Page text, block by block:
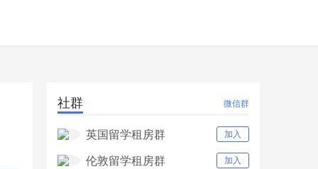
社群 微信群
英国留学租房群 加入
伦敦留学租房群 加入